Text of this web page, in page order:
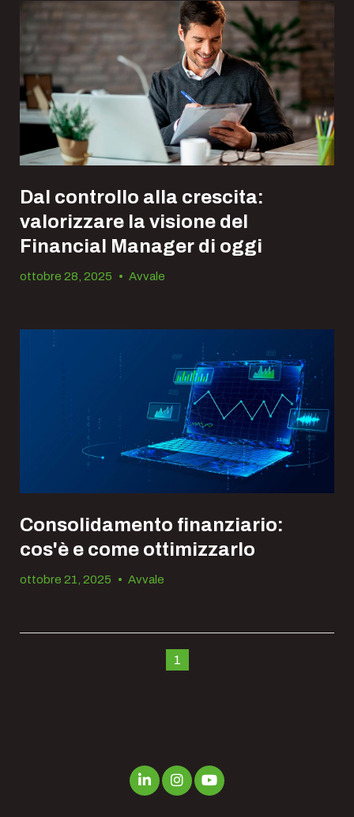
Dal controllo alla crescita:
valorizzare la visione del
Financial Manager di oggi
ottobre 28, 2025 • Avvale
Consolidamento finanziario:
cos'è e come ottimizzarlo
ottobre 21, 2025 • Avvale
1